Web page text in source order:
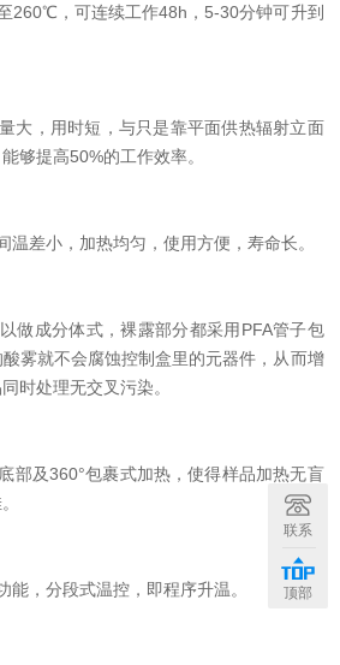
，可连续工作48h，5-30分钟可升到
，用时短，与只是靠平面供热辐射立面
够提高50%的工作效率。
差小，加热均匀，使用方便，寿命长。
成分体式，裸露部分都采用PFA管子包
雾就不会腐蚀控制盒里的元器件，从而增
时处理无交叉污染。
及360°包裹式加热，使得样品加热无盲
，分段式温控，即程序升温。
联系
顶部